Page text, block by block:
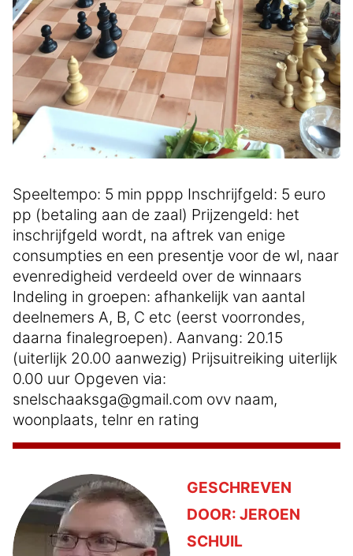
Speeltempo: 5 min pppp Inschrijfgeld: 5 euro
pp (betaling aan de zaal) Prijzengeld: het
inschrijfgeld wordt, na aftrek van enige
consumpties en een presentje voor de wl, naar
evenredigheid verdeeld over de winnaars
Indeling in groepen: afhankelijk van aantal
deelnemers A, B, C etc (eerst voorrondes,
daarna finalegroepen). Aanvang: 20.15
(uiterlijk 20.00 aanwezig) Prijsuitreiking uiterlijk
0.00 uur Opgeven via:
snelschaaksga@gmail.com ovv naam,
woonplaats, telnr en rating
GESCHREVEN
DOOR: JEROEN
SCHUIL